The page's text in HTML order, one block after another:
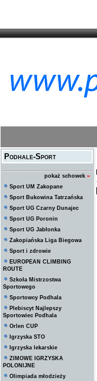
Podhale-Sport
pokaż schowek »
Sport UM Zakopane
Sport Bukowina Tatrzańska
Sport UG Czarny Dunajec
Sport UG Poronin
Sport UG Jabłonka
Zakopiańska Liga Biegowa
Sport i zdrowie
EUROPEAN CLIMBING
ROUTE
Szkoła Mistrzostwa
Sportowego
Sportowcy Podhala
Plebiscyt Najlepszy
Sportowiec Podhala
Orlen CUP
Igrzyska STO
Igrzyska lekarskie
ZIMOWE IGRZYSKA
POLONIJNE
Olimpiada młodzieży